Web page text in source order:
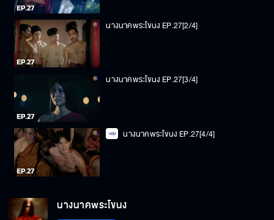
นางนาคพระโขนง EP.27[2/4]
นางนาคพระโขนง EP.27[3/4]
นางนาคพระโขนง EP.27[4/4]
นางนาคพระโขนง